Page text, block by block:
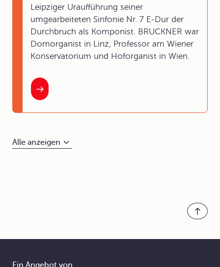
Leipziger Uraufführung seiner
umgearbeiteten Sinfonie Nr. 7 E-Dur der
Durchbruch als Komponist. BRUCKNER war
Domorganist in Linz, Professor am Wiener
Konservatorium und Hoforganist in Wien.
Alle anzeigen
Ein Angebot von